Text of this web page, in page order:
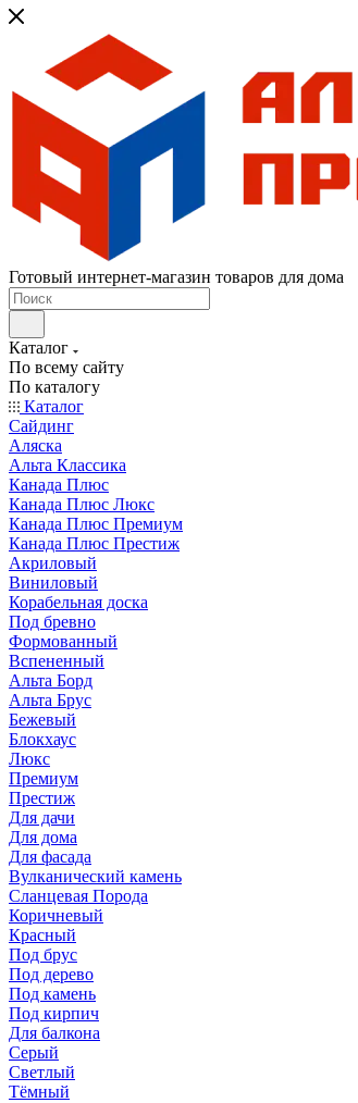
Готовый интернет-магазин товаров для дома
Каталог
По всему сайту
По каталогу
Каталог
Сайдинг
Аляска
Альта Классика
Канада Плюс
Канада Плюс Люкс
Канада Плюс Премиум
Канада Плюс Престиж
Акриловый
Виниловый
Корабельная доска
Под бревно
Формованный
Вспененный
Альта Борд
Альта Брус
Бежевый
Блокхаус
Люкс
Премиум
Престиж
Для дачи
Для дома
Для фасада
Вулканический камень
Сланцевая Порода
Коричневый
Красный
Под брус
Под дерево
Под камень
Под кирпич
Для балкона
Серый
Светлый
Тёмный